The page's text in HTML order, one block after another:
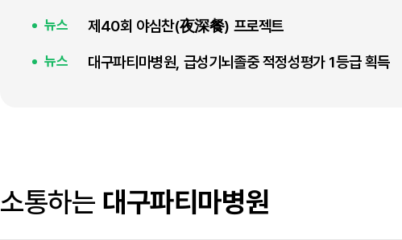
뉴스 제40회 야심찬(夜深餐) 프로젝트
뉴스 대구파티마병원, 급성기뇌졸중 적정성평가 1등급 획득
소통하는 대구파티마병원